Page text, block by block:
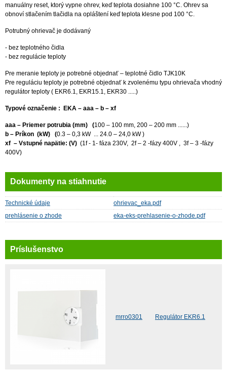
manuálny reset, ktorý vypne ohrev, keď teplota dosiahne 100 °C. Ohrev sa
obnoví stlačením tlačidla na opláštení keď teplota klesne pod 100 °C.
Potrubný ohrievač je dodávaný
- bez teplotného čidla
- bez regulácie teploty
Pre meranie teploty je potrebné objednať – teplotné čidlo TJK10K
Pre reguláciu teploty je potrebné objednať k zvolenému typu ohrievača vhodný
regulátor teploty ( EKR6.1, EKR15.1, EKR30 .....)
Typové označenie : EKA – aaa – b – xf
aaa – Priemer potrubia (mm) (100 – 100 mm, 200 – 200 mm ......)
b – Príkon (kW) (0.3 – 0,3 kW ... 24.0 – 24,0 kW )
xf – Vstupné napätie: (V) (1f - 1- fáza 230V, 2f – 2 -fázy 400V , 3f – 3 -fázy
400V)
Dokumenty na stiahnutie
Technické údaje
ohrievac_eka.pdf
prehlásenie o zhode
eka-eks-prehlasenie-o-zhode.pdf
mrro0301 Regulátor EKR6.1